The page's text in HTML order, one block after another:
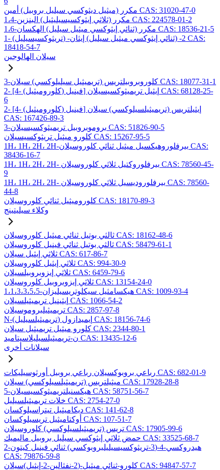
مكرر (ميثيل ديثوكسي سيليل بروبيل) أمين CAS: 31020-47-0
1،4-مكرر (ثلاثي إيثوكسيسيليثيل) البنزين CAS: 224578-01-2
1،6-مكرر (ثنائي إيثوكسي ميثيل سيليل) الهكسان CAS: 18536-21-5
1- (تريثوكسيسيليل) -2- (ثنائي إيثوكسي ميثيل سيليل) إيثان CAS:
18418-54-7
سيلان الهالوجين
3-كلوروبروبيلتريس (تريميثيل سيليلوكسي) سيلان CAS: 18077-31-1
2- [4- (كلوروميثيل) فينيل] إيثيل تريميثوكسيسيلان CAS: 68128-25-
6
2- [4- (كلوروميثيل) فينيل] إيثيلتريس (تريميثيلسيلوكسي) سيلان
CAS: 167426-89-3
3-بروموبروبيل تريميثوكسيسيلان CAS: 51826-90-5
كلورو ميثيل تريثوكسيسيلان CAS: 15267-95-5
1H، 1H، 2H، 2H-بيرفلوروهيكسيل ميثيل ثنائي كلوروسيلان CAS:
38436-16-7
1H، 1H، 2H، 2H- بيرفلوروكتيل ثلاثي كلوروسيلان CAS: 78560-45-
9
1H، 1H، 2H، 2H- بيرفلوروديسيل ثلاثي كلوروسيلان CAS: 78560-
44-8
كلوروميثيل ثنائي كلوروسيلان CAS: 18170-89-3
وكلاء سيليتينج
ثالثي بوتيل ثنائي ميثيل كلوروسيلان CAS: 18162-48-6
ثالثي بوتيل ثنائي فينيل كلوروسيلان CAS: 58479-61-1
ثلاثي إيثيل سيلان CAS: 617-86-7
ثلاثي إيثيل كلوروسيلان CAS: 994-30-9
ثلاثي إيزوبروبيلسيلان CAS: 6459-79-6
ثلاثي إيزوبروبيل كلوروسيلان CAS: 13154-24-0
1،1،3،3،5،5-هيكسامثيل سيكلوتريسيليزان CAS: 1009-93-4
إيثينيل تريميثيلسيلان CAS: 1066-54-2
تريميثيلبروموسيلان CAS: 2857-97-8
N-(تريميثيلسيليل) إيميدازول CAS: 18156-74-6
كلورو ميثيل تريميثيل سيلان CAS: 2344-80-1
ن-تريميثيلسيليلاسيتاميد CAS: 13435-12-6
سيلانات أخرى
رباعي بروبوكسيلان رباعي بروبيل أورثوسيليكات CAS: 682-01-9
ميثيلتريس (تريميثيلسيلوكسي) سيلان CAS: 17928-28-8
5-هيكسنيلتريميثوكسيسيلان CAS: 58751-56-7
خلات تريميثيلسيليل CAS: 2754-27-0
ديكاميثيل تيتراسيلوكسان CAS: 141-62-8
أوكتاميثيل تريسيلوكسان CAS: 107-51-7
تريس (تريميثيلسيلوكسي) كلوروسيلان CAS: 17905-99-6
حمض ثلاثي إيثوكسي سيليل بروبيل ماليميك CAS: 33525-68-7
2-هيدروكسي-4-(3-تريثوكسيسيليلبروبوكسي) ثنائي فينيل كيتون
CAS: 79876-59-8
كلورو-ثنائي ميثيل-(2-نفثالين-2-إيثيل)سيلان CAS: 94847-57-7